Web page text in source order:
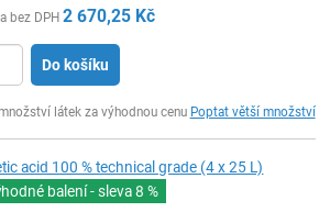
bez DPH 2 670,25 Kč
Do košíku
látek za výhodnou cenu Poptat větší množství
acid 100 % technical grade (4 x 25 L)
balení - sleva8 %